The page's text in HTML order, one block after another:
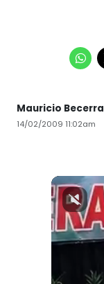
Mauricio Becerra
14/02/2009 11:02am